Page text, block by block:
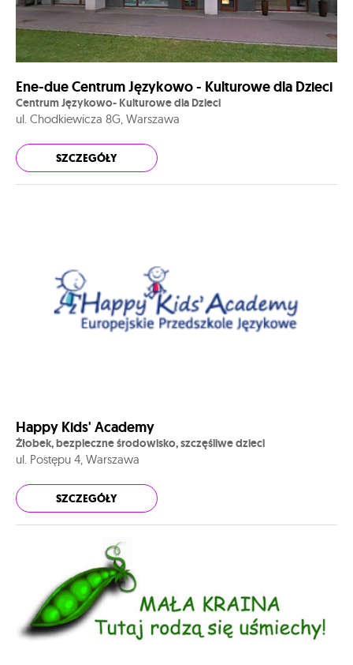
Ene-due Centrum Językowo - Kulturowe dla Dzieci
Centrum Językowo- Kulturowe dla Dzieci
ul. Chodkiewicza 8G, Warszawa
SZCZEGÓŁY
Happy Kids' Academy
Żłobek, bezpieczne środowisko, szczęśliwe dzieci
ul. Postępu 4, Warszawa
SZCZEGÓŁY